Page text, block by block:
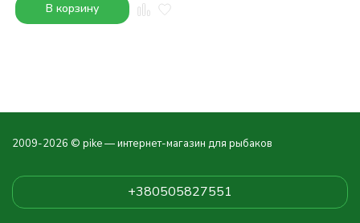
В корзину
2009-2026 © pike — интернет-магазин для рыбаков
+380505827551